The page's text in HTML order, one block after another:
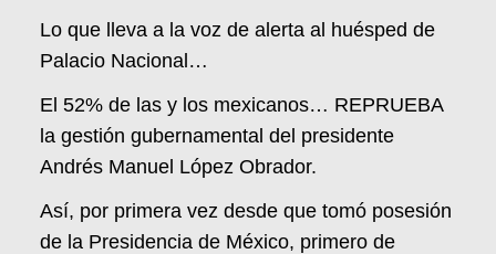
Lo que lleva a la voz de alerta al huésped de
Palacio Nacional…
El 52% de las y los mexicanos… REPRUEBA
la gestión gubernamental del presidente
Andrés Manuel López Obrador.
Así, por primera vez desde que tomó posesión
de la Presidencia de México, primero de